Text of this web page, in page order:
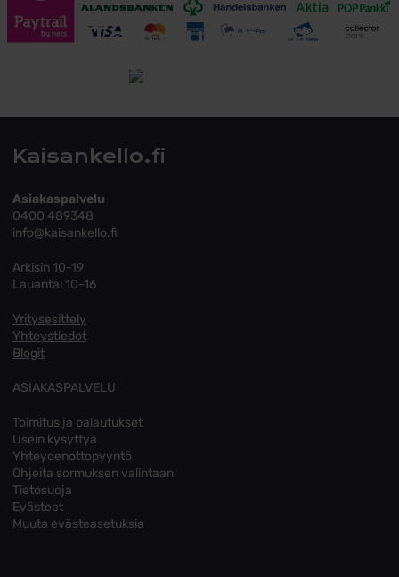
Toimitusehdot
Kaisankello.fi
Asiakaspalvelu
0400 489348
info@kaisankello.fi
Arkisin 10-19
Lauantai 10-16
Yritysesittely
Yhteystiedot
Blogit
ASIAKASPALVELU
Toimitus ja palautukset
Usein kysyttyä
Yhteydenottopyyntö
Ohjeita sormuksen valintaan
Tietosuoja
Evästeet
Muuta evästeasetuksia